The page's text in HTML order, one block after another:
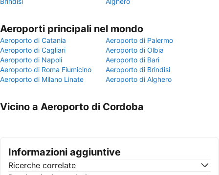
Aeroporti principali nel mondo
Aeroporto di Catania
Aeroporto di Palermo
Aeroporto di Cagliari
Aeroporto di Olbia
Aeroporto di Napoli
Aeroporto di Bari
Aeroporto di Roma Fiumicino
Aeroporto di Brindisi
Aeroporto di Milano Linate
Aeroporto di Alghero
Vicino a Aeroporto di Cordoba
Informazioni aggiuntive
Ricerche correlate